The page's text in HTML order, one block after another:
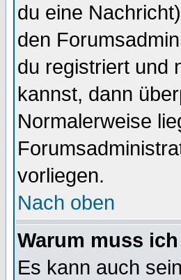
du eine
den
du registriert und
kannst, dann
Normalerweise
vorliegen.
Nach oben
Warum muss
Es kann auch